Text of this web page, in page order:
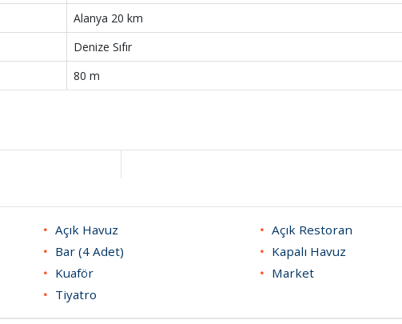
Alanya 20 km
Denize Sıfır
80 m
Açık Havuz
Açık Restoran
Bar (4 Adet)
Kapalı Havuz
Kuaför
Market
Tiyatro